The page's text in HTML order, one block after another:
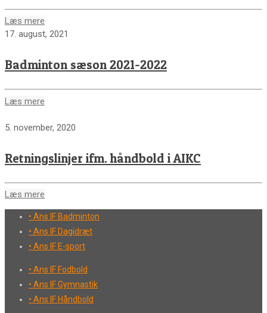
Læs mere
17. august, 2021
Badminton sæson 2021-2022
Læs mere
5. november, 2020
Retningslinjer ifm. håndbold i AIKC
Læs mere
• Ans IF Badminton
• Ans IF Dagidræt
• Ans IF E-sport
• Ans IF Fodbold
• Ans IF Gymnastik
• Ans IF Håndbold